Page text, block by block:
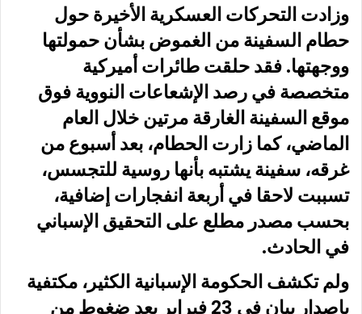
وزادت التحركات العسكرية الأخيرة حول
حطام السفينة من الغموض بشأن حمولتها
ووجهتها. فقد حلقت طائرات أميركية
متخصصة في رصد الإشعاعات النووية فوق
موقع السفينة الغارقة مرتين خلال العام
الماضي، كما زارت الحطام، بعد أسبوع من
غرقه، سفينة يشتبه بأنها روسية للتجسس،
تسببت لاحقا في أربعة انفجارات إضافية،
بحسب مصدر مطلع على التحقيق الإسباني
في الحادث.
ولم تكشف الحكومة الإسبانية الكثير، مكتفية
بإصدار بيان في 23 فبراير بعد ضغوط من